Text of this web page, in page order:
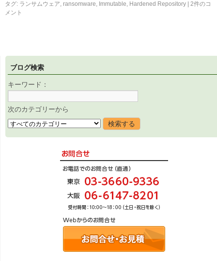
タグ: ランサムウェア, ransomware, Immutable, Hardened Repository
2件のコ
メント
ブログ検索
キーワード：
次のカテゴリーから